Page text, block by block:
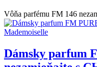
Vôňa parfému FM 146
Dámsky parfum